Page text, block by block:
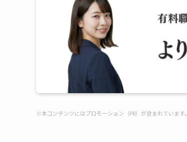
※本コンテンツにはプロモーション（PR）が含まれています。